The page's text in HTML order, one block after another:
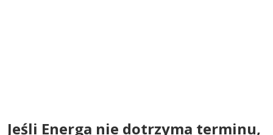
Jeśli Energa nie dotrzyma terminu,